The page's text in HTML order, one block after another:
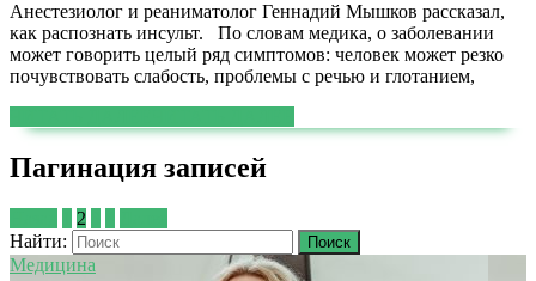
Анестезиолог и реаниматолог Геннадий Мышков рассказал,
как распознать инсульт. По словам медика, о заболевании
может говорить целый ряд симптомов: человек может резко
почувствовать слабость, проблемы с речью и глотанием,
Пагинация записей
2
Найти:
Медицина